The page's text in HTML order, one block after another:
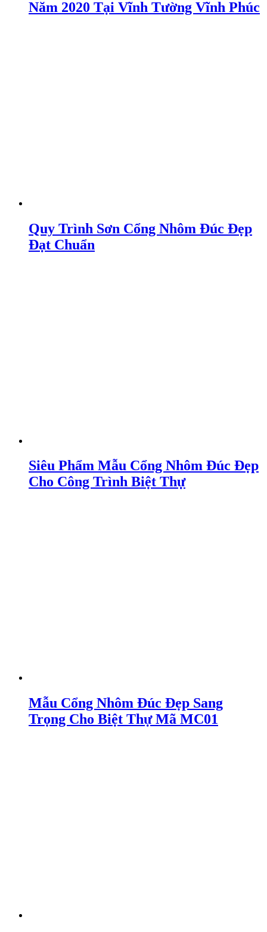
Năm 2020 Tại Vĩnh Tường Vĩnh Phúc
Quy Trình Sơn Cổng Nhôm Đúc Đẹp
Đạt Chuẩn
Siêu Phẩm Mẫu Cổng Nhôm Đúc Đẹp
Cho Công Trình Biệt Thự
Mẫu Cổng Nhôm Đúc Đẹp Sang
Trọng Cho Biệt Thự Mã MC01